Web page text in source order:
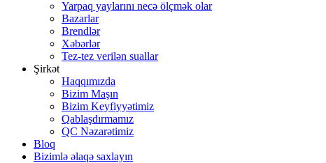
Yarpaq yaylarını necə ölçmək olar
Bazarlar
Brendlər
Xəbərlər
Tez-tez verilən suallar
Şirkət
Haqqımızda
Bizim Maşın
Bizim Keyfiyyətimiz
Qablaşdırmamız
QC Nəzarətimiz
Bloq
Bizimlə əlaqə saxlayın